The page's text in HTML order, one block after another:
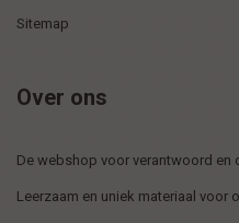
Sitemap
Over ons
De webshop voor verantwoord en
Leerzaam en uniek materiaal voor